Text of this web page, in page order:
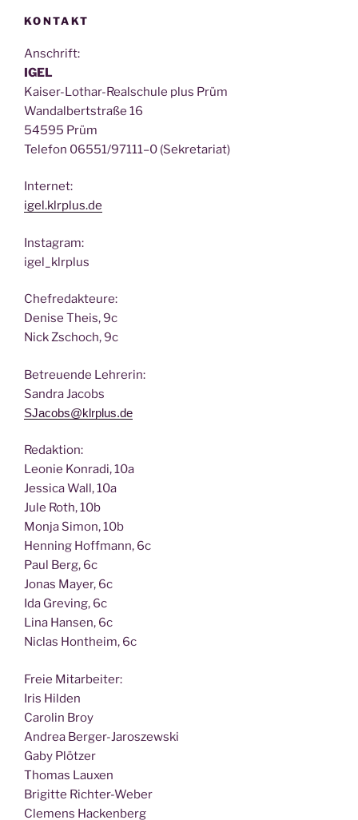
KONTAKT
Anschrift:
IGEL
Kai­ser-Lothar-Real­schu­le plus Prüm
Wan­dal­bert­stra­ße 16
54595 Prüm
Tele­fon 06551/97111–0 (Sekre­ta­ri­at)
Inter­net:
igel.klrplus.de
Insta­gram:
igel_klrplus
Chef­re­dak­teu­re:
Deni­se Theis, 9c
Nick Zscho­ch, 9c
Betreu­en­de Lehrerin:
San­dra Jacobs
SJacobs@klrplus.de
Redak­ti­on:
Leo­nie Kon­ra­di, 10a
Jes­si­ca Wall, 10a
Jule Roth, 10b
Mon­ja Simon, 10b
Hen­ning Hoff­mann, 6c
Paul Berg, 6c
Jonas May­er, 6c
Ida Gre­ving, 6c
Lina Han­sen, 6c
Nic­las Hont­heim, 6c
Freie Mit­ar­bei­ter:
Iris Hilden
Caro­lin Broy
Andrea Berger-Jaroszewski
Gaby Plötzer
Tho­mas Lauxen
Bri­git­te Richter-Weber
Cle­mens Hackenberg